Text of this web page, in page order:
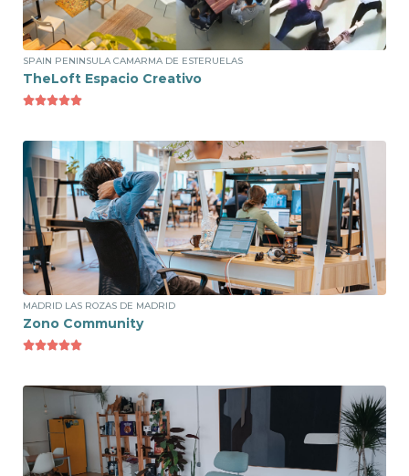
12€ /día
SPAIN PENINSULA CAMARMA DE ESTERUELAS
TheLoft Espacio Creativo

714€ /mes
Puesto Flexible
Ver espacio
MADRID LAS ROZAS DE MADRID
Zono Community

Puesto Fijo
Ver espacio